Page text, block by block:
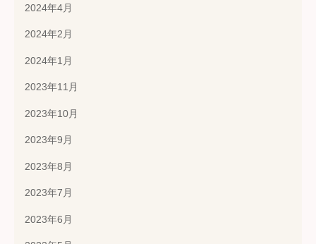
2024年4月
2024年2月
2024年1月
2023年11月
2023年10月
2023年9月
2023年8月
2023年7月
2023年6月